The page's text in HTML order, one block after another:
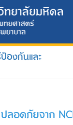
องกันและ
อดภัยจาก